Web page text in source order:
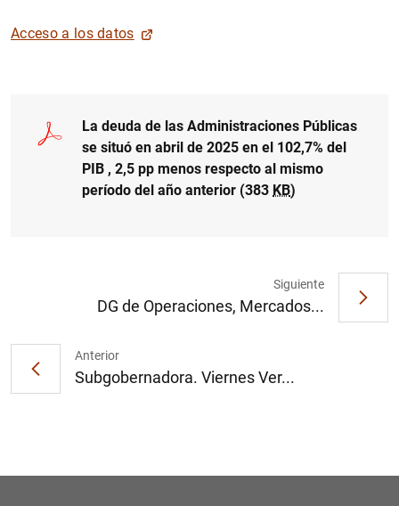
Acceso a los datos
La deuda de las Administraciones Públicas
se situó en abril de 2025 en el 102,7% del
PIB , 2,5 pp menos respecto al mismo
período del año anterior (383 KB)
Anterior
Subgobernadora. Viernes Ver...
Siguiente
DG de Operaciones, Mercados...